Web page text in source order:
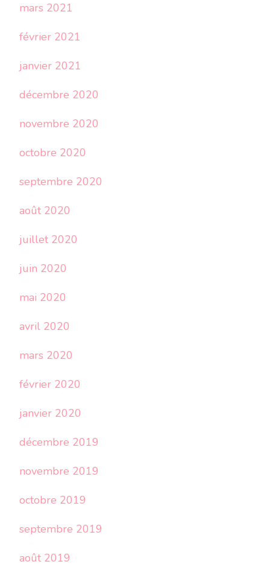
mars 2021
février 2021
janvier 2021
décembre 2020
novembre 2020
octobre 2020
septembre 2020
août 2020
juillet 2020
juin 2020
mai 2020
avril 2020
mars 2020
février 2020
janvier 2020
décembre 2019
novembre 2019
octobre 2019
septembre 2019
août 2019